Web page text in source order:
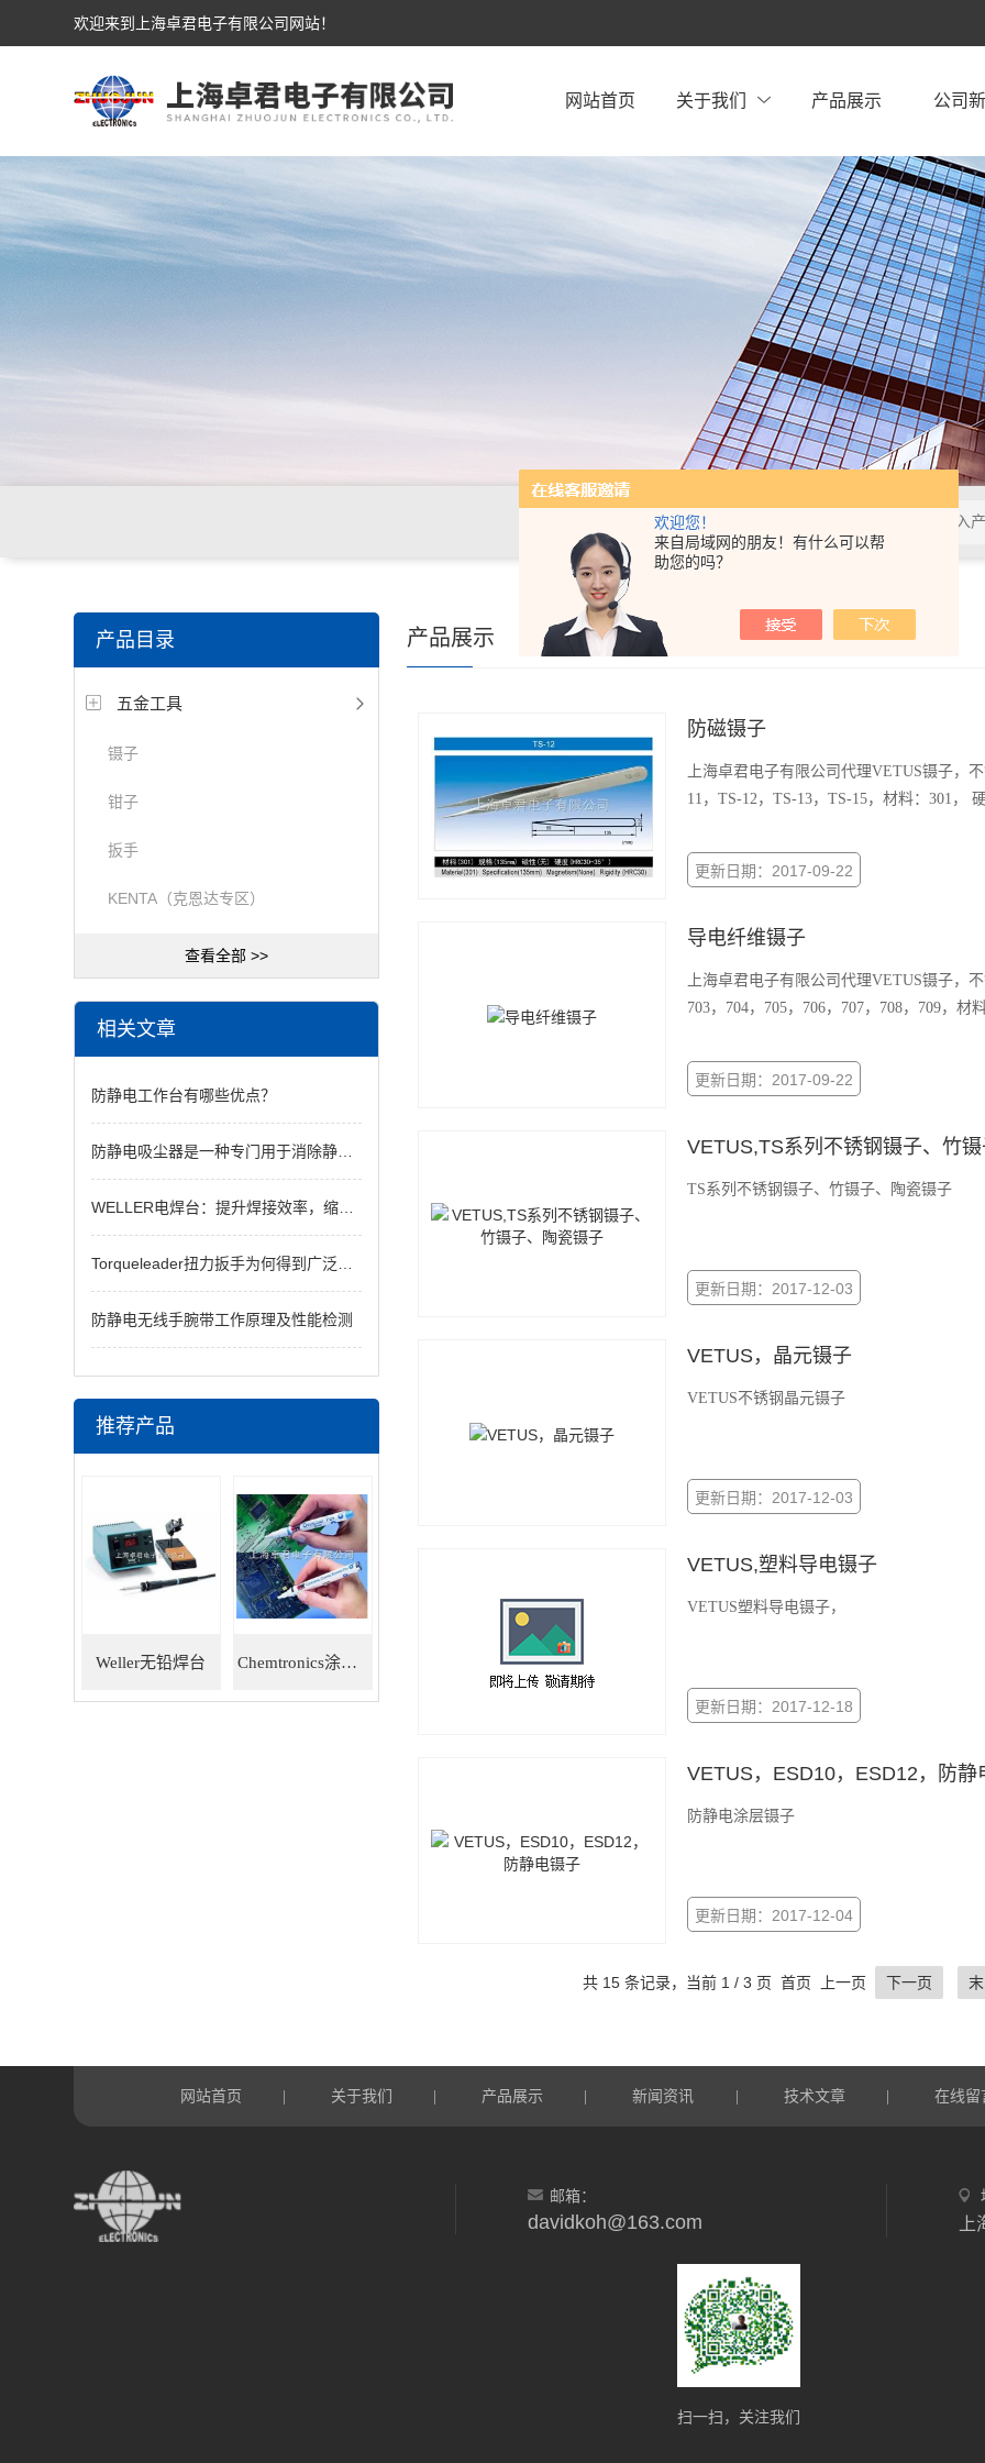
欢迎您！
来自局域网的朋友！有什么可以帮
助您的吗？
欢迎来到上海卓君电子有限公司网站！
网站首页 关于我们 产品展示 公司
产品目录
五金工具
镊子
钳子
扳手
KENTA（克恩达专区）
查看全部 >>
相关文章
防静电工作台有哪些优点？
防静电吸尘器是一种专门用于消除静电的高效设备
WELLER电焊台：提升焊接效率，缩短作业时间
Torqueleader扭力扳手为何得到广泛应用？
防静电无线手腕带工作原理及性能检测
推荐产品
Weller无铅焊台 Chemtronics涂层笔
产品展示
防磁镊子
上海卓君电子有限公司代理VETUS镊子，
11，TS-12，TS-13，TS-15，材料：301，
更新日期：2017-09-22
导电纤维镊子
上海卓君电子有限公司代理VETUS镊子，
703，704，705，706，707，708，709，材
更新日期：2017-09-22
VETUS,TS系列不锈钢镊子、竹
TS系列不锈钢镊子、竹镊子、陶瓷镊子
更新日期：2017-12-03
VETUS，晶元镊子
VETUS不锈钢晶元镊子
更新日期：2017-12-03
VETUS,塑料导电镊子
VETUS塑料导电镊子，
更新日期：2017-12-18
VETUS，ESD10，ESD12，防静
防静电涂层镊子
更新日期：2017-12-04
共 15 条记录，当前 1 / 3 页 首页 上一页 下一页
网站首页 关于我们 产品展示 新闻资讯 技术文章 在线留
邮箱：
davidkoh@163.com
扫一扫，关注我们